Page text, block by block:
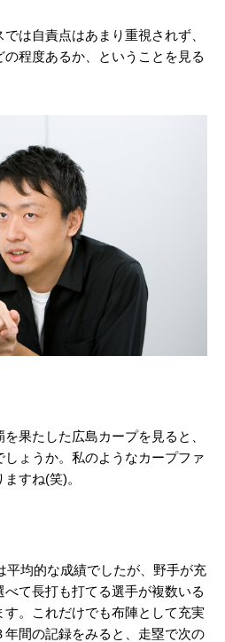
は自責点はあまり重視されず、
程度あるか、ということを見る
果たした広島カープを見ると、
ょうか。私のようなカープファ
すね(笑)。
平均的な成績でしたが、野手が充
て長打も打てる選手が複数いる
す。これだけでも布陣として充実
年間の記録をみると、走塁で次の